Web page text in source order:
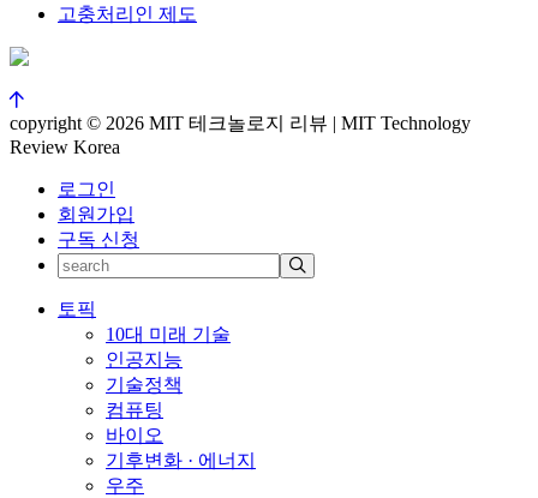
고충처리인 제도
copyright © 2026 MIT 테크놀로지 리뷰 | MIT Technology
Review Korea
로그인
회원가입
구독 신청
토픽
10대 미래 기술
인공지능
기술정책
컴퓨팅
바이오
기후변화 · 에너지
우주